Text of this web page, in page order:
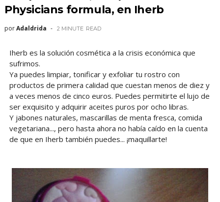
Physicians formula, en Iherb
porAdaldrida 2 MINUTE READ
Iherb es la solución cosmética a la crisis económica que
sufrimos.
Ya puedes limpiar, tonificar y exfoliar tu rostro con
productos de primera calidad que cuestan menos de diez y
a veces menos de cinco euros. Puedes permitirte el lujo de
ser exquisito y adquirir aceites puros por ocho libras.
Y jabones naturales, mascarillas de menta fresca, comida
vegetariana..., pero hasta ahora no había caído en la cuenta
de que en Iherb también puedes... ¡maquillarte!